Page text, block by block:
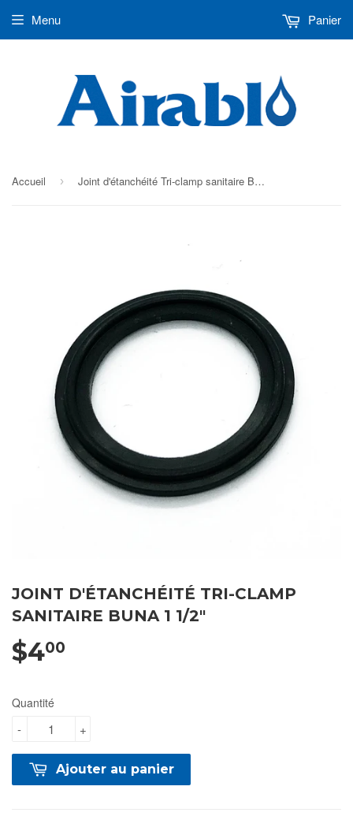
Menu Panier
Accueil › Joint d'étanchéité Tri-clamp sanitaire BUNA 1 1/2"
JOINT D'ÉTANCHÉITÉ TRI-CLAMP
SANITAIRE BUNA 1 1/2"
$400
Quantité
+
-
Ajouter au panier